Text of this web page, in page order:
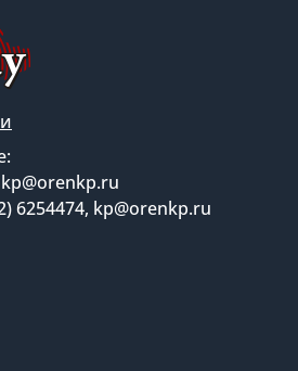
6254474, kp@orenkp.ru